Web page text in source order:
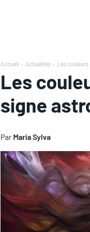
Accueil Actualités Les
Les
signe
Par Maria Sylva